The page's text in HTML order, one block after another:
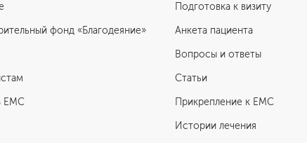
фонд «Благодеяние»
ЕМС
Подготовка к визиту
Анкета пациента
Вопросы и ответы
Статьи
Прикрепление к EMC
Истории лечения